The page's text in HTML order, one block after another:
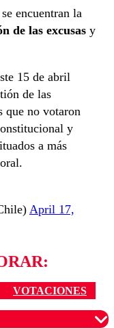
encuentran la
de las excusas y
15 de abril
de las
que no votaron
y
a más
April 17,
VOTACIONES